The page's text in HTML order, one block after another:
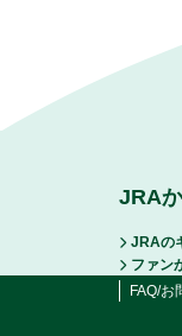
JRA
JRAの
ファン
FAQ/お